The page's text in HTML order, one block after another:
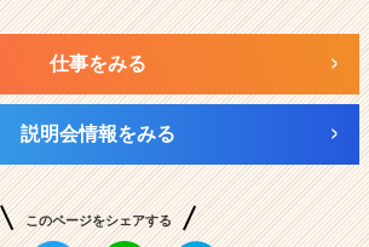
仕事をみる
説明会情報をみる
このページをシェアする